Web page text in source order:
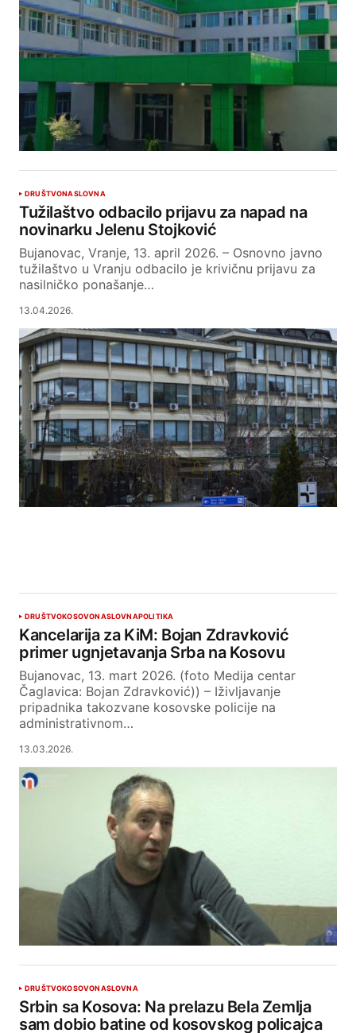
DRUŠTVONASLOVNA
Tužilaštvo odbacilo prijavu za napad na
novinarku Jelenu Stojković
Bujanovac, Vranje, 13. april 2026. – Osnovno javno
tužilaštvo u Vranju odbacilo je krivičnu prijavu za
nasilničko ponašanje…
13.04.2026.
DRUŠTVOKOSOVONASLOVNAPOLITIKA
Kancelarija za KiM: Bojan Zdravković
primer ugnjetavanja Srba na Kosovu
Bujanovac, 13. mart 2026. (foto Medija centar
Čaglavica: Bojan Zdravković)) – Iživljavanje
pripadnika takozvane kosovske policije na
administrativnom…
13.03.2026.
DRUŠTVOKOSOVONASLOVNA
Srbin sa Kosova: Na prelazu Bela Zemlja
sam dobio batine od kosovskog policajca